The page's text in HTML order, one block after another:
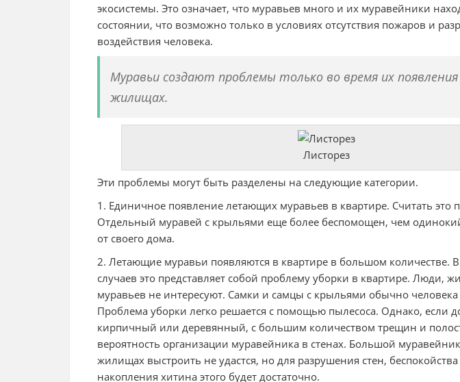
экосистемы. Это означает, что муравьев много и их муравейники
состоянии, что возможно только в условиях отсутствия пожаров и
воздействия человека.
Муравьи создают проблемы только во время их появления
жилищах.
Листорез
Эти проблемы могут быть разделены на следующие категории.
1. Единичное появление летающих муравьев в квартире. Считать это
Отдельный муравей с крыльями еще более беспомощен, чем
от своего дома.
2. Летающие муравьи появляются в квартире в большом количестве.
случаев это представляет собой проблему уборки в квартире. Люди,
муравьев не интересуют. Самки и самцы с крыльями обычно человека
Проблема уборки легко решается с помощью пылесоса. Однако, если
кирпичный или деревянный, с большим количеством трещин и
вероятность организации муравейника в стенах. Большой
жилищах выстроить не удастся, но для разрушения стен,
накопления хитина этого будет достаточно.